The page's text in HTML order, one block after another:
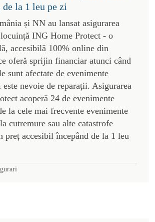
de la 1 leu pe zi
și NN au lansat asigurarea
ING Home Protect - o
accesibilă 100% online din
oferă sprijin financiar atunci când
sunt afectate de evenimente
este nevoie de reparații. Asigurarea
acoperă 24 de evenimente
la cele mai frecvente evenimente
cutremure sau alte catastrofe
preț accesibil începând de la 1 leu